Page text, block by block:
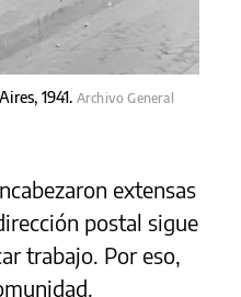
1941. Archivo General
extensas
postal sigue
trabajo. Por eso,